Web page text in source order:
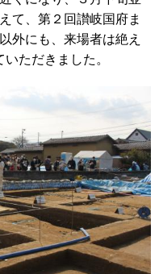
て、第２回讃岐国府ま
外にも、来場者は絶え
ただきました。